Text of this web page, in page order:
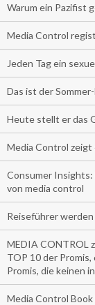
Warum ein Pazifist
Media Control
Jeden Tag ein
Das ist der
Heute stellt er das
Media Control zeigt
Consumer
von media control
Reiseführer
MEDIA CONTROL
TOP 10 der
Promis, die keinen
Media Control